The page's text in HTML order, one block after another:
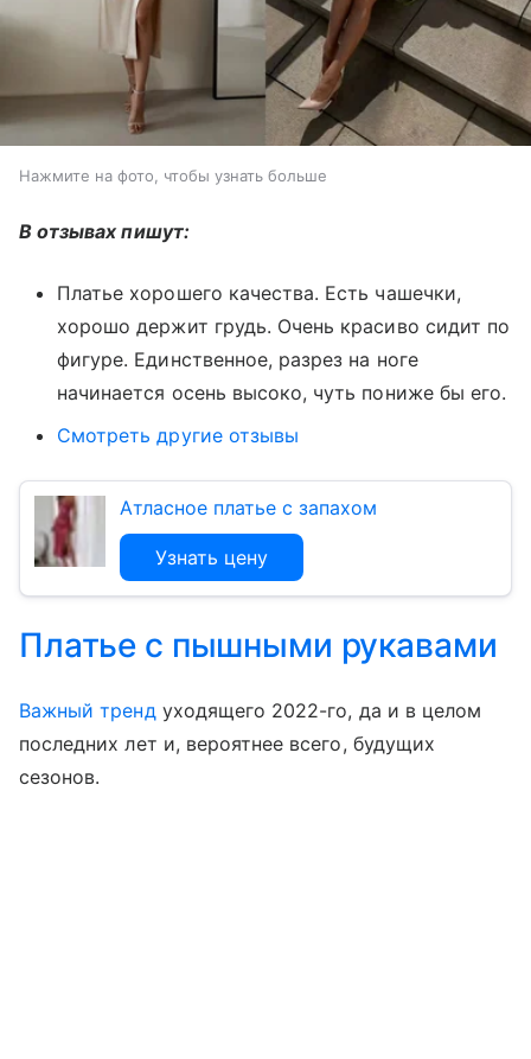
Нажмите на фото, чтобы узнать больше
В отзывах пишут:
Платье хорошего качества. Есть чашечки,
хорошо держит грудь. Очень красиво сидит по
фигуре. Единственное, разрез на ноге
начинается осень высоко, чуть пониже бы его.
Смотреть другие отзывы
Атласное платье с запахом
Узнать цену
Платье с пышными рукавами
Важный трендуходящего 2022-го, да и в целом
последних лет и, вероятнее всего, будущих
сезонов.